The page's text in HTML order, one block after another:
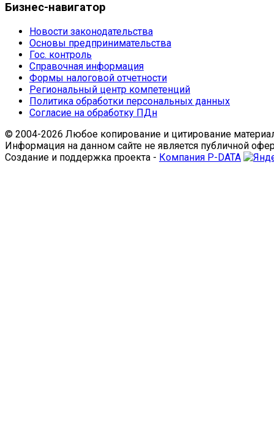
Бизнес-навигатор
Новости законодательства
Основы предпринимательства
Гос. контроль
Справочная информация
Формы налоговой отчетности
Региональный центр компетенций
Политика обработки персональных данных
Согласие на обработку ПДн
© 2004-2026 Любое копирование и цитирование
Информация на данном сайте не является публичной
Создание и поддержка проекта - Компания P-DATA